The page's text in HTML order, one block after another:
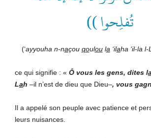
تُفلِحوا))
(‘ayyouha n-naçou qoulou la ‘ilaha ‘il-la l-L
ce qui signifie : « Ô vous les gens, dites la
Lah –il n’est de dieu que Dieu–, vous
Il a appelé son peuple avec patience et
leurs nuisances.